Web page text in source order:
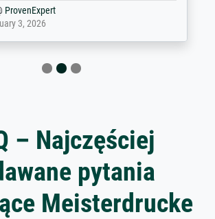
3, 2026
– Najczęściej
pytania
Meisterdrucke